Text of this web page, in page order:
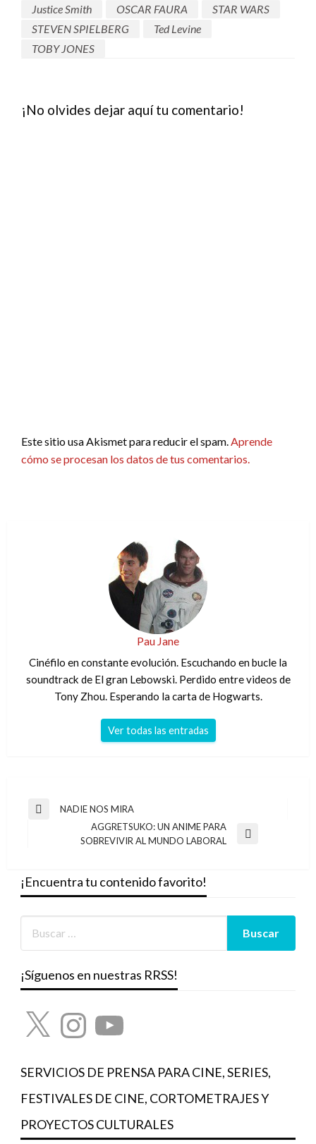
Justice Smith
OSCAR FAURA
STAR WARS
STEVEN SPIELBERG
Ted Levine
TOBY JONES
¡No olvides dejar aquí tu comentario!
Este sitio usa Akismet para reducir el spam. Aprende
cómo se procesan los datos de tus comentarios.
Pau Jane
Cinéfilo en constante evolución. Escuchando en bucle la
soundtrack de El gran Lebowski. Perdido entre videos de
Tony Zhou. Esperando la carta de Hogwarts.
Ver todas las entradas
Navegación
entradas
Entrada
NADIE NOS MIRA
AGGRETSUKO: UN ANIME PARA
SOBREVIVIR AL MUNDO LABORAL
¡Encuentra tu contenido favorito!
¡Síguenos en nuestras RRSS!
X InstagramYouTube
SERVICIOS DE PRENSA PARA CINE, SERIES,
FESTIVALES DE CINE, CORTOMETRAJES Y
PROYECTOS CULTURALES